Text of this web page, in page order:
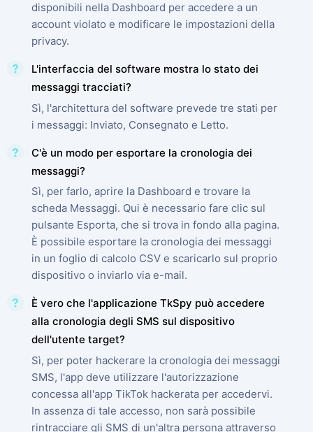
disponibili nella Dashboard per accedere a un
account violato e modificare le impostazioni della
privacy.
L'interfaccia del software mostra lo stato dei
messaggi tracciati?
Sì, l'architettura del software prevede tre stati per
i messaggi: Inviato, Consegnato e Letto.
C'è un modo per esportare la cronologia dei
messaggi?
Sì, per farlo, aprire la Dashboard e trovare la
scheda Messaggi. Qui è necessario fare clic sul
pulsante Esporta, che si trova in fondo alla pagina.
È possibile esportare la cronologia dei messaggi
in un foglio di calcolo CSV e scaricarlo sul proprio
dispositivo o inviarlo via e-mail.
È vero che l'applicazione TkSpy può accedere
alla cronologia degli SMS sul dispositivo
dell'utente target?
Sì, per poter hackerare la cronologia dei messaggi
SMS, l'app deve utilizzare l'autorizzazione
concessa all'app TikTok hackerata per accedervi.
In assenza di tale accesso, non sarà possibile
rintracciare gli SMS di un'altra persona attraverso